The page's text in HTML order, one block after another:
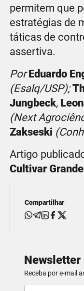
permitem que
estratégias de
táticas de
assertiva.
PorEduardo
(Esalq/USP);
Jungbeck,
(Next
Zakseski
Artigo
Cultivar
Compartilhar
Receba por e-mail